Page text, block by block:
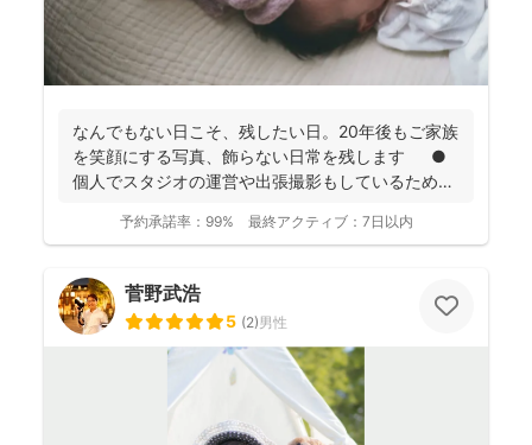
なんでもない日こそ、残したい日。20年後もご家族
を笑顔にする写真、飾らない日常を残します ●
個人でスタジオの運営や出張撮影もしているため、
予約承諾率： 99% 最終アクティブ： 7日以内
菅野武浩
5 (2)男性